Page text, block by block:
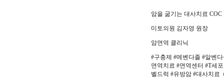
암을 굶기는 대사치료
미토의원 김자영 원장
암면역 클리닉
#구충제 #메벤다졸 #알벤
면역치료 #면역센터 #T세
벨드럭 #유방암 #대사치료